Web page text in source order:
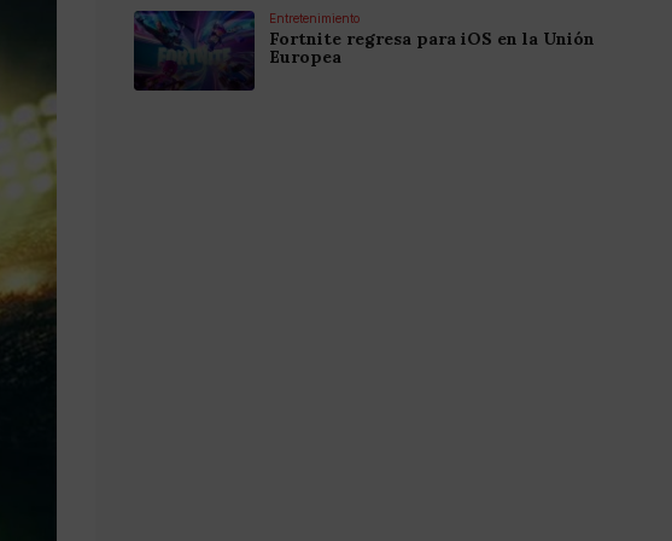
Entretenimiento
Fortnite regresa para iOS en la Unión
Europea